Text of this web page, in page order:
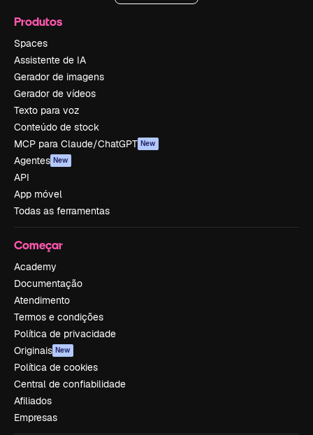
Produtos
Spaces
Assistente de IA
Gerador de imagens
Gerador de vídeos
Texto para voz
Conteúdo de stock
MCP para Claude/ChatGPT New
Agentes New
API
App móvel
Todas as ferramentas
Começar
Academy
Documentação
Atendimento
Termos e condições
Política de privacidade
Originais New
Política de cookies
Central de confiabilidade
Afiliados
Empresas